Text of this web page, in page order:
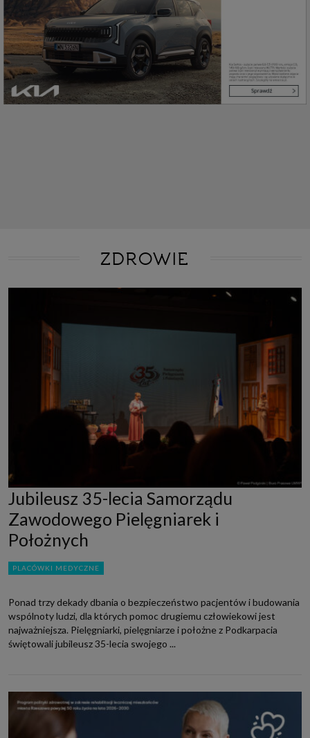
ZDROWIE
Jubileusz 35-lecia Samorządu
Zawodowego Pielęgniarek i
Położnych
PLACÓWKI MEDYCZNE
Ponad trzy dekady dbania o bezpieczeństwo pacjentów i budowania
wspólnoty ludzi, dla których pomoc drugiemu człowiekowi jest
najważniejsza. Pielęgniarki, pielęgniarze i położne z Podkarpacia
świętowali jubileusz 35-lecia swojego ...